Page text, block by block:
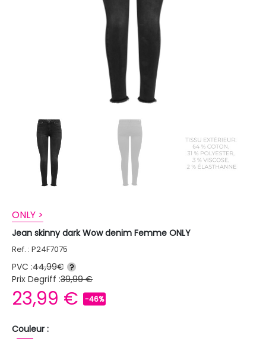
ONLY >
Jean skinny dark Wow denim Femme ONLY
Ref. : P24F7075
PVC :44,99€ ?
Prix Degriff :39,99 €
23,99 € -46%
Couleur :